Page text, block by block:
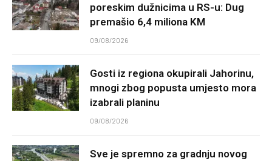
poreskim dužnicima u RS-u: Dug
premašio 6,4 miliona KM
09/08/2026
Gosti iz regiona okupirali Jahorinu,
mnogi zbog popusta umjesto mora
izabrali planinu
09/08/2026
Sve je spremno za gradnju novog